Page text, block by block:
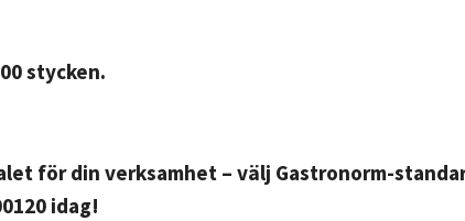
stycken.
för din verksamhet – välj Gastronorm-
idag!